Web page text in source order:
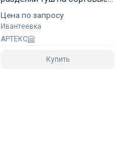
отрубы
Цена по запросу
Ивантеевка
АРТЕКС
Купить